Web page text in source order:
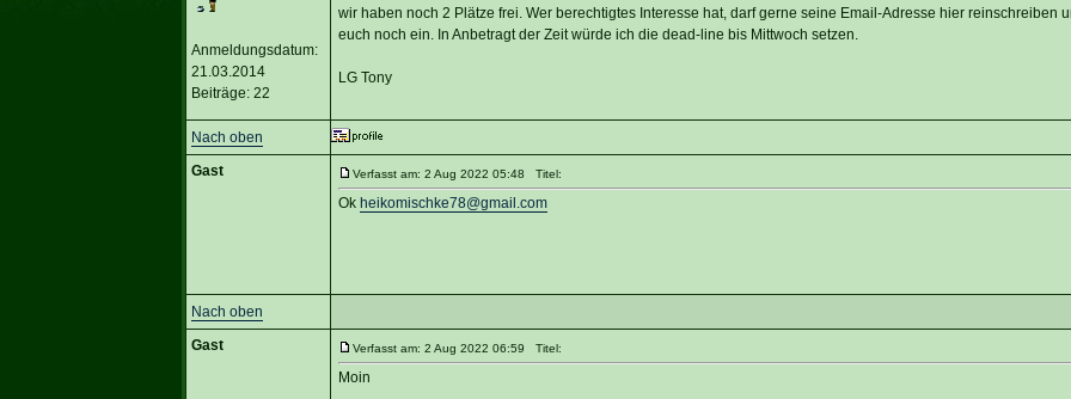
Anmeldungsdatum:
21.03.2014
Beiträge: 22
wir haben noch 2 Plätze frei. Wer berechtigtes Interesse hat, darf gerne seine Email-Adresse hier reinschreiben
euch noch ein. In Anbetragt der Zeit würde ich die dead-line bis Mittwoch setzen.
LG Tony
Nach oben
Gast
Verfasst am: 2 Aug 2022 05:48 Titel:
Ok heikomischke78@gmail.com
Nach oben
Gast
Verfasst am: 2 Aug 2022 06:59 Titel:
Moin